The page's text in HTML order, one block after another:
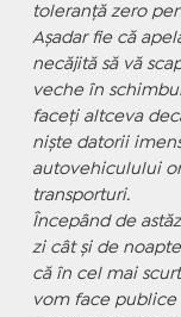
toleranță zero
Așadar fie că
necăjită să vă
veche în
faceți altceva
niște datorii
autovehiculului
transporturi.
Începând de
zi cât și de
că în cel mai
vom face